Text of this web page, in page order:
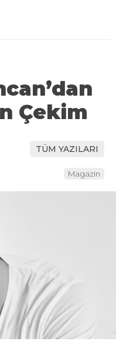
Çekim
TÜM YAZILARI
Magazin